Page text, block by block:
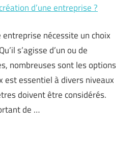
d’une entreprise ?
nécessite un choix
s’agisse d’un ou de
nombreuses sont les options
est essentiel à divers niveaux
doivent être considérés.
de …